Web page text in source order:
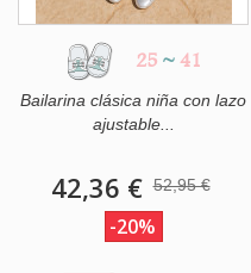
25 ~ 41
Bailarina clásica niña con lazo
ajustable...
42,36 € 52,95 €
-20%